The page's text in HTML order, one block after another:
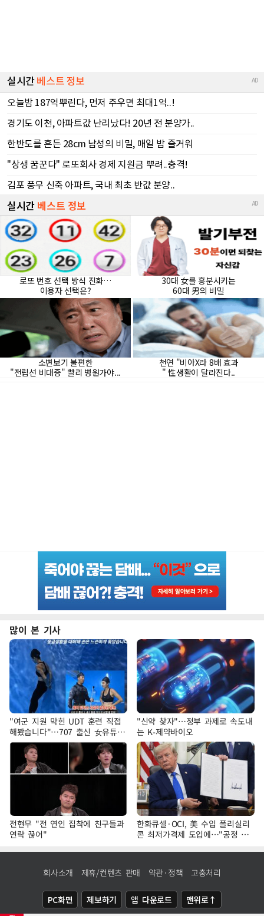
많이 본 기사
"여군 지원 막힌 UDT 훈련 직접
해봤습니다"…707 출신 女유튜버
'완벽 소화'
"신약 찾자"…정부 과제로 속도내
는 K-제약바이오
전현무 "전 연인 집착에 친구들과
연락 끊어"
한화큐셀·OCI, 美 수입 폴리실리
콘 최저가격제 도입에…"공정 경
쟁·수익성 개선 환영"
회사소개 제휴/컨텐츠 판매 약관·정책 고충처리
PC화면 제보하기 앱 다운로드 맨위로↑